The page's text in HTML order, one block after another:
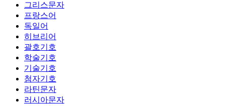
그리스문자
프랑스어
독일어
히브리어
괄호기호
학술기호
기술기호
첨자기호
라틴문자
러시아문자